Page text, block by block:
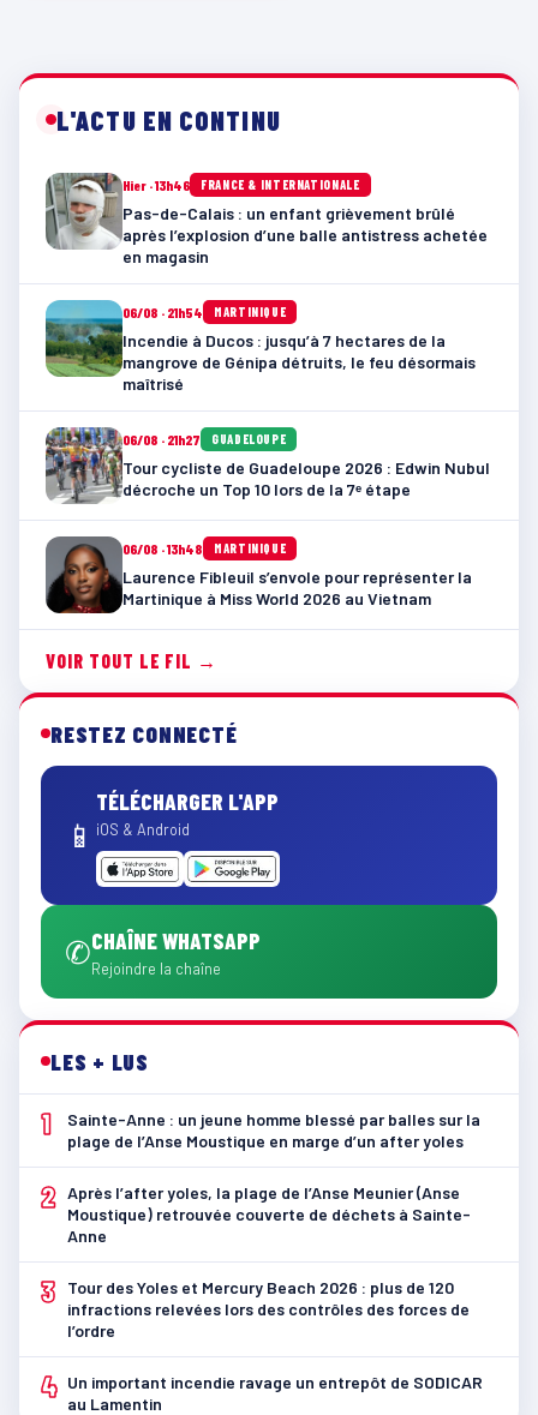
L'ACTU EN CONTINU
Hier · 13h46 FRANCE & INTERNATIONALE
Pas-de-Calais : un enfant grièvement brûlé
après l’explosion d’une balle antistress achetée
en magasin
06/08 · 21h54 MARTINIQUE
Incendie à Ducos : jusqu’à 7 hectares de la
mangrove de Génipa détruits, le feu désormais
maîtrisé
06/08 · 21h27 GUADELOUPE
Tour cycliste de Guadeloupe 2026 : Edwin Nubul
décroche un Top 10 lors de la 7ᵉ étape
06/08 · 13h48 MARTINIQUE
Laurence Fibleuil s’envole pour représenter la
Martinique à Miss World 2026 au Vietnam
VOIR TOUT LE FIL →
RESTEZ CONNECTÉ
📱
TÉLÉCHARGER L'APP
iOS & Android
✆CHAÎNE WHATSAPP
Rejoindre la chaîne
LES + LUS
1
Sainte-Anne : un jeune homme blessé par balles sur la
plage de l’Anse Moustique en marge d’un after yoles
2 Après l’after yoles, la plage de l’Anse Meunier (Anse
Moustique) retrouvée couverte de déchets à Sainte-
Anne
3
Tour des Yoles et Mercury Beach 2026 : plus de 120
infractions relevées lors des contrôles des forces de
l’ordre
4 Un important incendie ravage un entrepôt de SODICAR
au Lamentin